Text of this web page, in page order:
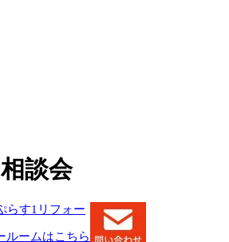
談会
らす1リフォー